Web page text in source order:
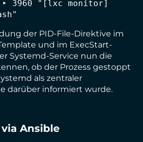
der PID-File-Direktive im
und im ExecStart-
Systemd-Service nun die
ob der Prozess gestoppt
als zentraler
darüber informiert wurde.
Ansible